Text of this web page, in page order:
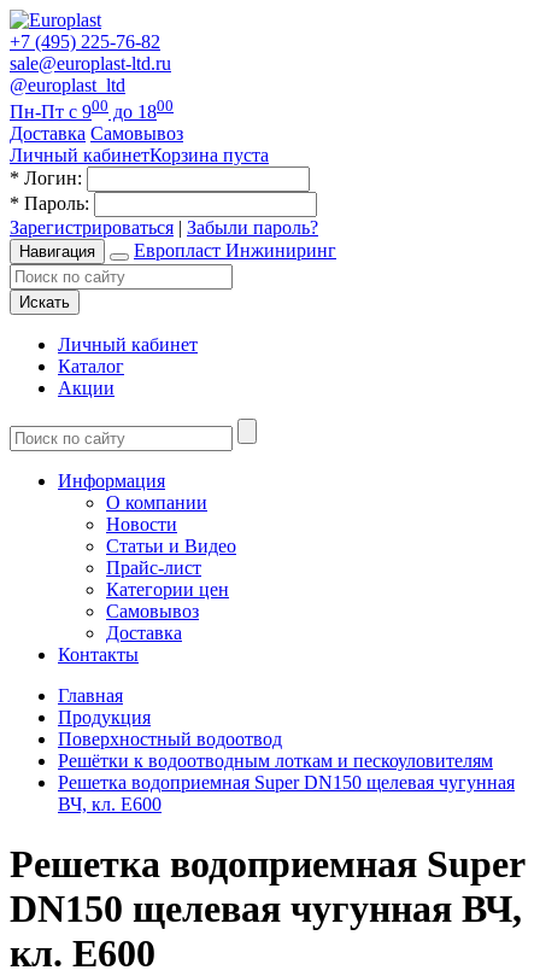
+7 (495) 225-76-82
sale@europlast-ltd.ru
@europlast_ltd
Пн-Пт с 900 до 1800
Доставка Самовывоз
Личный кабинетКорзина пуста
* Логин:
* Пароль:
Зарегистрироваться | Забыли пароль?
Навигация Европласт Инжиниринг
Искать
Личный кабинет
Каталог
Акции
Информация
О компании
Новости
Статьи и Видео
Прайс-лист
Категории цен
Самовывоз
Доставка
Контакты
Главная
Продукция
Поверхностный водоотвод
Решётки к водоотводным лоткам и пескоуловителям
Решетка водоприемная Super DN150 щелевая чугунная
ВЧ, кл. Е600
Решетка водоприемная Super
DN150 щелевая чугунная ВЧ,
кл. Е600